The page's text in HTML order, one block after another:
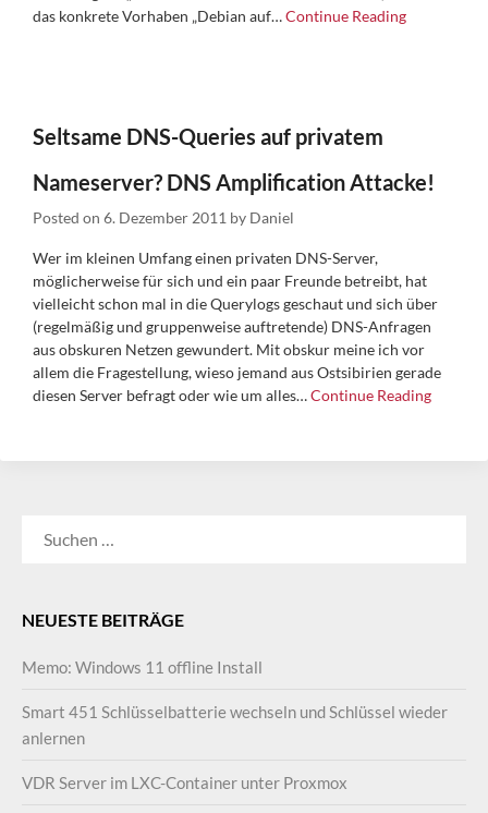
das konkrete Vorhaben „Debian auf…Continue Reading
Seltsame DNS-Queries auf privatem
Nameserver? DNS Amplification Attacke!
Posted on 6. Dezember 2011 by Daniel
Wer im kleinen Umfang einen privaten DNS-Server,
möglicherweise für sich und ein paar Freunde betreibt, hat
vielleicht schon mal in die Querylogs geschaut und sich über
(regelmäßig und gruppenweise auftretende) DNS-Anfragen
aus obskuren Netzen gewundert. Mit obskur meine ich vor
allem die Fragestellung, wieso jemand aus Ostsibirien gerade
diesen Server befragt oder wie um alles…Continue Reading
NEUESTE BEITRÄGE
Memo: Windows 11 offline Install
Smart 451 Schlüsselbatterie wechseln und Schlüssel wieder
anlernen
VDR Server im LXC-Container unter Proxmox